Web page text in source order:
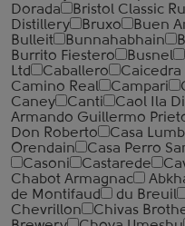
Dorada
Bristol Classic
Distillery
Bruxo Buen
Bulleit
Bunnahabhain
Burrito Fiestero
Busnel
Ltd
Caballero
Caicedra
Camino Real
Campari
Caney
Canti Caol Ila
Armando Guillermo
Don Roberto
Casa
Orendain
Casa Perro
Casoni
Castarede
Chabot Armagnac
de Montifaud
du Breuil
Chevrillon
Chivas